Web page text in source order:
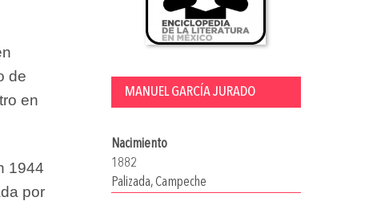
MANUEL GARCÍA JURADO
Nacimiento
1882
Palizada, Campeche
de
en
1944
por